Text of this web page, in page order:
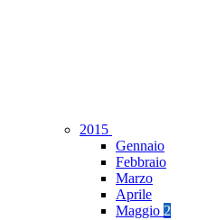
2015
Gennaio
Febbraio
Marzo
Aprile
Maggio 2